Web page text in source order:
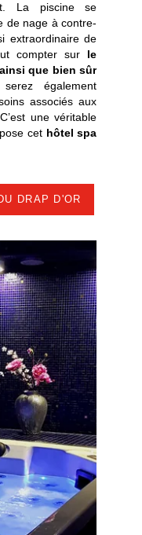
La piscine se
de nage à contre-
extraordinaire de
compter sur le
que bien sûr
également
associés aux
une véritable
cet hôtel spa
DRAP D'OR